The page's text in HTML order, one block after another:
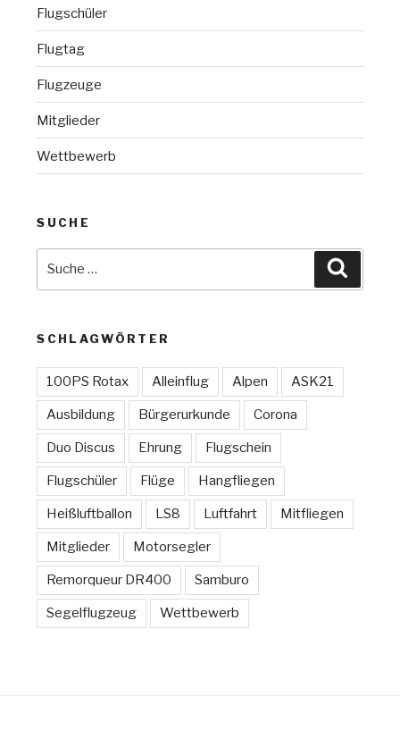
Flugschüler
Flugtag
Flugzeuge
Mitglieder
Wettbewerb
SUCHE
SCHLAGWÖRTER
100PS Rotax Alleinflug Alpen ASK21
Ausbildung Bürgerurkunde Corona
Duo Discus Ehrung Flugschein
Flugschüler Flüge Hangfliegen
Heißluftballon LS8 Luftfahrt Mitfliegen
Mitglieder Motorsegler
Remorqueur DR400 Samburo
Segelflugzeug Wettbewerb